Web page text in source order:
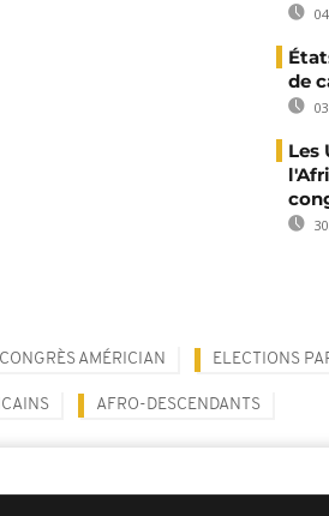
de
Les
CONGRÈS AMÉRICIAN ELECTIONS
AFRO-DESCENDANTS